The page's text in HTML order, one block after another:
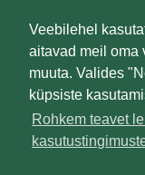
Veebilehel
aitavad meil oma
muuta. Valides
küpsiste
Rohkem teavet